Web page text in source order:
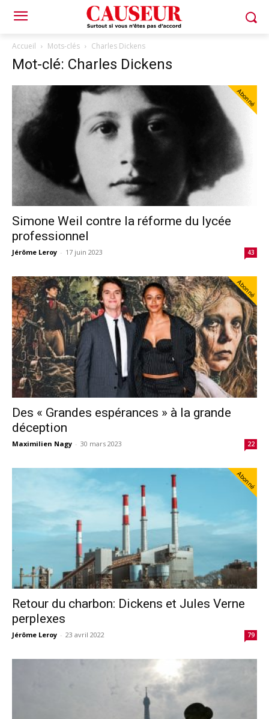
Accueil Mots-clés Charles Dickens
Mot-clé: Charles Dickens
Abonné
Simone Weil contre la réforme du lycée
professionnel
Jérôme Leroy - 17 juin 2023 43
Abonné
Des « Grandes espérances » à la grande
déception
Maximilien Nagy - 30 mars 2023 22
Abonné
Retour du charbon: Dickens et Jules Verne
perplexes
Jérôme Leroy - 23 avril 2022 79